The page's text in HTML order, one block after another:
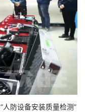
防设备安装质量检测”